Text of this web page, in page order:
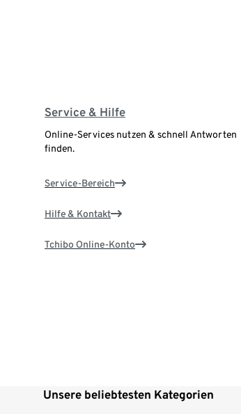
Service & Hilfe
Online-Services nutzen & schnell Antworten
finden.
Service-Bereich
Hilfe & Kontakt
Tchibo Online-Konto
Unsere beliebtesten Kategorien